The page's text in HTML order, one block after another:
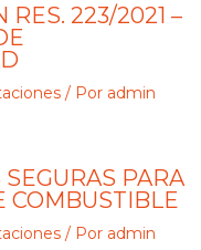
RES. 223/2021 –
/ Por admin
PARA
COMBUSTIBLE
/ Por admin